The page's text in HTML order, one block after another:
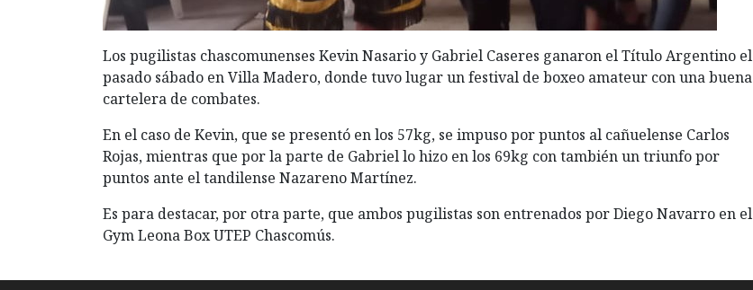
Los pugilistas chascomunenses Kevin Nasario y Gabriel Caseres ganaron el Título Argentino el
pasado sábado en Villa Madero, donde tuvo lugar un festival de boxeo amateur con una buena
cartelera de combates.
En el caso de Kevin, que se presentó en los 57kg, se impuso por puntos al cañuelense Carlos
Rojas, mientras que por la parte de Gabriel lo hizo en los 69kg con también un triunfo por
puntos ante el tandilense Nazareno Martínez.
Es para destacar, por otra parte, que ambos pugilistas son entrenados por Diego Navarro en el
Gym Leona Box UTEP Chascomús.